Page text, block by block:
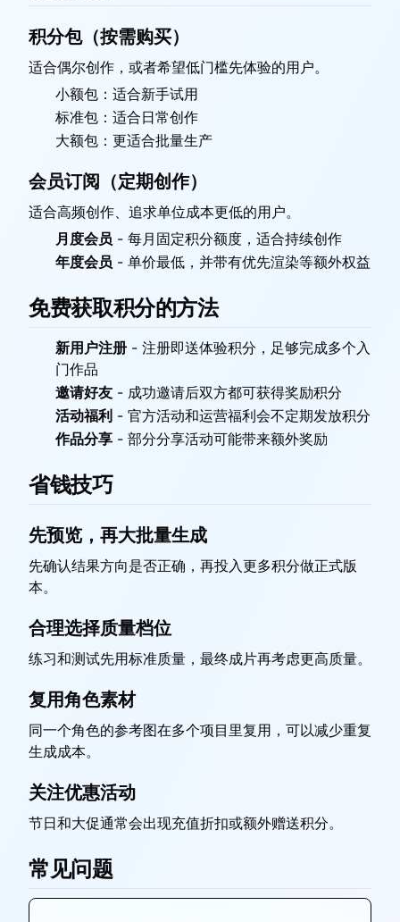
积分包（按需购买）
适合偶尔创作，或者希望低门槛先体验的用户。
小额包：适合新手试用
标准包：适合日常创作
大额包：更适合批量生产
会员订阅（定期创作）
适合高频创作、追求单位成本更低的用户。
月度会员 - 每月固定积分额度，适合持续创作
年度会员 - 单价最低，并带有优先渲染等额外权益
免费获取积分的方法
新用户注册 - 注册即送体验积分，足够完成多个入
门作品
邀请好友 - 成功邀请后双方都可获得奖励积分
活动福利 - 官方活动和运营福利会不定期发放积分
作品分享 - 部分分享活动可能带来额外奖励
省钱技巧
先预览，再大批量生成
先确认结果方向是否正确，再投入更多积分做正式版
本。
合理选择质量档位
练习和测试先用标准质量，最终成片再考虑更高质量。
复用角色素材
同一个角色的参考图在多个项目里复用，可以减少重复
生成成本。
关注优惠活动
节日和大促通常会出现充值折扣或额外赠送积分。
常见问题